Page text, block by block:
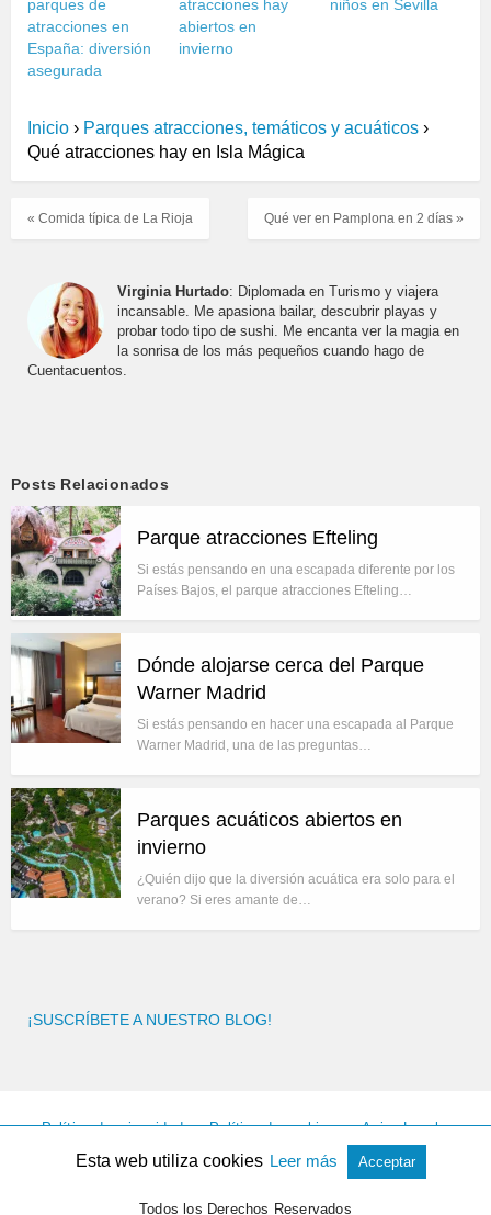
parques de
atracciones en
España: diversión
asegurada
atracciones hay
abiertos en
invierno
niños en Sevilla
Inicio › Parques atracciones, temáticos y acuáticos ›
Qué atracciones hay en Isla Mágica
Qué ver en Pamplona en 2 días »
« Comida típica de La Rioja
Virginia Hurtado: Diplomada en Turismo y viajera
incansable. Me apasiona bailar, descubrir playas y
probar todo tipo de sushi. Me encanta ver la magia en
la sonrisa de los más pequeños cuando hago de
Cuentacuentos.
Posts Relacionados
Parque atracciones Efteling
Si estás pensando en una escapada diferente por los
Países Bajos, el parque atracciones Efteling…
Dónde alojarse cerca del Parque
Warner Madrid
Si estás pensando en hacer una escapada al Parque
Warner Madrid, una de las preguntas…
Parques acuáticos abiertos en
invierno
¿Quién dijo que la diversión acuática era solo para el
verano? Si eres amante de…
¡SUSCRÍBETE A NUESTRO BLOG!
Política de privacidad Política de cookies
Aviso Legal
Facebook
Instagram
Todos los Derechos Reservados
Esta web utiliza cookies Leer más Acceptar